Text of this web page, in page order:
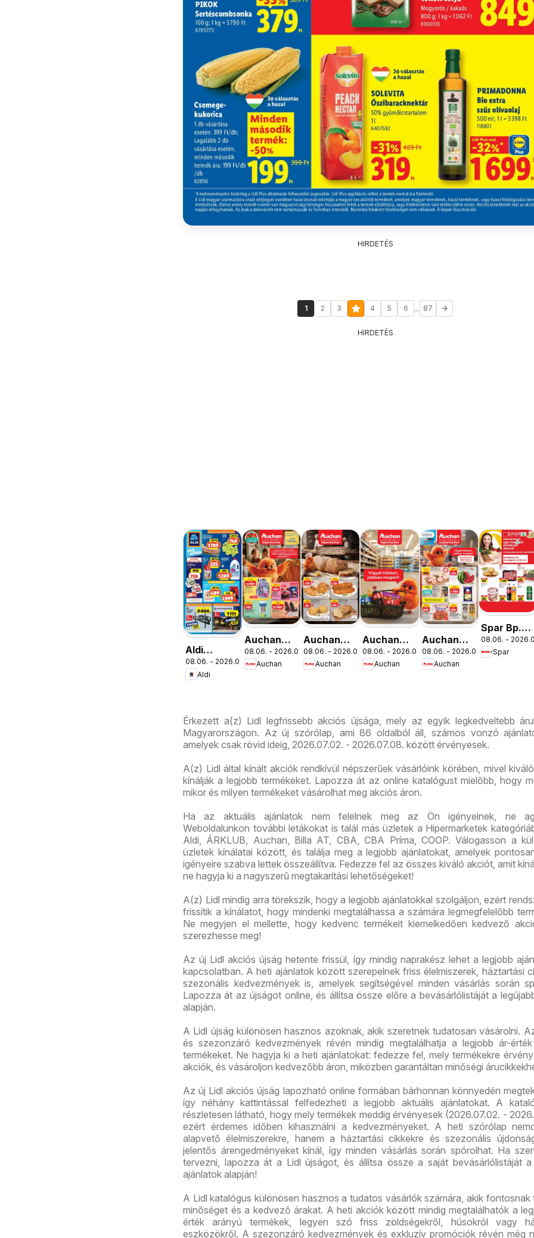
HIRDETÉS
1 2 3 4 5 6 ... 87
HIRDETÉS
Aldi
aktuális
akciós
08.06. - 2026.08.12.
Aldi
Auchan
Iskolakezdés
ajánlatok
08.06. - 2026.08.19.
Auchan
Auchan
Pékség
ajánlataink
08.06. - 2026.08.12.
Auchan
Auchan
Mennyiségi
kedvezmény
08.06. - 2026.08.19.
Auchan
Auchan
Szupermarket
akciós
08.06. - 2026.08.12.
Auchan
Spar Bp.
XIII.
Országbíró
08.06. -
Spar
Érkezett a(z) Lidl legfrissebb akciós újsága, mely az egyik legkedveltebb
Magyarországon. Az új szórólap, ami 86 oldalból áll, számos vonzó
amelyek csak rövid ideig, 2026.07.02. - 2026.07.08. között érvényesek.
A(z) Lidl által kínált akciók rendkívül népszerűek vásárlóink körében, mivel
kínálják a legjobb termékeket. Lapozza át az online katalógust mielőbb, hogy
mikor és milyen termékeket vásárolhat meg akciós áron.
Ha az aktuális ajánlatok nem felelnek meg az Ön igényeinek, ne
Weboldalunkon további letákokat is talál más üzletek a Hipermarketek
Aldi, ÁRKLUB, Auchan, Billa AT, CBA, CBA Príma, COOP. Válogasson a
üzletek kínálatai között, és találja meg a legjobb ajánlatokat, amelyek
igényeire szabva lettek összeállítva. Fedezze fel az összes kiváló akciót, amit
ne hagyja ki a nagyszerű megtakarítási lehetőségeket!
A(z) Lidl mindig arra törekszik, hogy a legjobb ajánlatokkal szolgáljon, ezért
frissítik a kínálatot, hogy mindenki megtalálhassa a számára legmegfelelőbb
Ne megyjen el mellette, hogy kedvenc termékeit kiemelkedően kedvező
szerezhesse meg!
Az új Lidl akciós újság hetente frissül, így mindig naprakész lehet a legjobb
kapcsolatban. A heti ajánlatok között szerepelnek friss élelmiszerek, háztartási
szezonális kedvezmények is, amelyek segítségével minden vásárlás során
Lapozza át az újságot online, és állítsa össze előre a bevásárlólistáját a
alapján.
A Lidl újság különösen hasznos azoknak, akik szeretnek tudatosan vásárolni.
és szezonzáró kedvezmények révén mindig megtalálhatja a legjobb ár-
termékeket. Ne hagyja ki a heti ajánlatokat: fedezze fel, mely termékekre
akciók, és vásároljon kedvezőbb áron, miközben garantáltan minőségi
Az új Lidl akciós újság lapozható online formában bárhonnan könnyedén
így néhány kattintással felfedezheti a legjobb aktuális ajánlatokat. A
részletesen látható, hogy mely termékek meddig érvényesek (2026.07.02. -
ezért érdemes időben kihasználni a kedvezményeket. A heti szórólap
alapvető élelmiszerekre, hanem a háztartási cikkekre és szezonális
jelentős árengedményeket kínál, így minden vásárlás során spórolhat. Ha
tervezni, lapozza át a Lidl újságot, és állítsa össze a saját bevásárlólistáját a
ajánlatok alapján!
A Lidl katalógus különösen hasznos a tudatos vásárlók számára, akik fontosnak
minőséget és a kedvező árakat. A heti akciók között mindig megtalálhatók a
érték arányú termékek, legyen szó friss zöldségekről, húsokról vagy
eszközökről. A szezonzáró kedvezmények és exkluzív promóciók révén még